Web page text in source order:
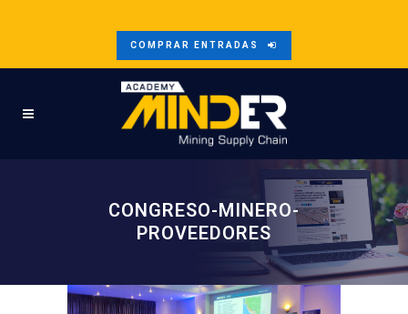
COMPRAR ENTRADAS
CONGRESO-MINERO-
PROVEEDORES